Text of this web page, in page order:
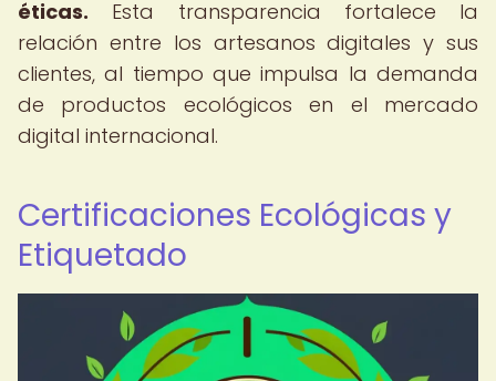
éticas. Esta transparencia fortalece la
relación entre los artesanos digitales y sus
clientes, al tiempo que impulsa la demanda
de productos ecológicos en el mercado
digital internacional.
Certificaciones Ecológicas y
Etiquetado